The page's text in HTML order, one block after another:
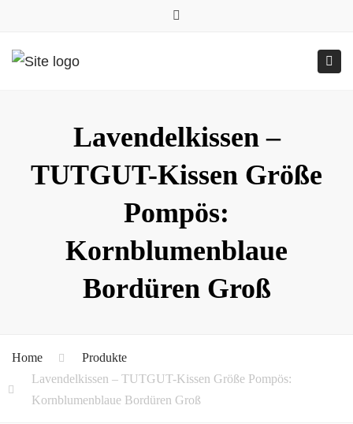
0157.77545786
Submit
Lavendelkissen –
TUTGUT-Kissen Größe
Pompös:
Kornblumenblaue
Bordüren Groß
Home
Produkte
Lavendelkissen – TUTGUT-Kissen Größe Pompös:
Kornblumenblaue Bordüren Groß